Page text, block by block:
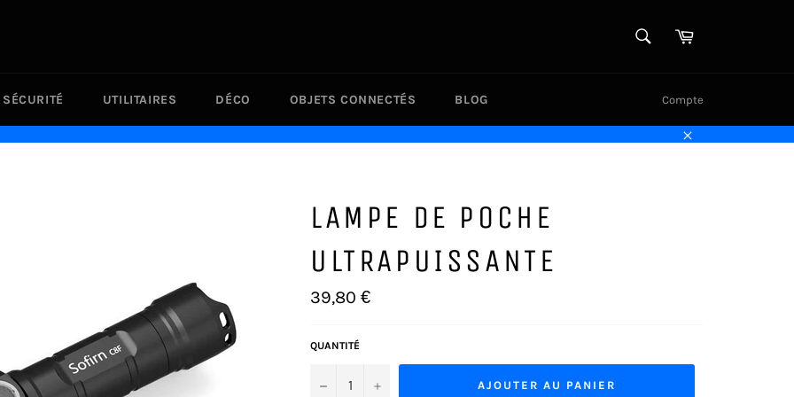
RECHERCHE
Panier
SÉCURITÉ UTILITAIRES DÉCO OBJETS CONNECTÉS BLOG Compte
LAMPE DE POCHE
ULTRAPUISSANTE
Prix
régulier
39,80 €
QUANTITÉ
− + AJOUTER AU PANIER